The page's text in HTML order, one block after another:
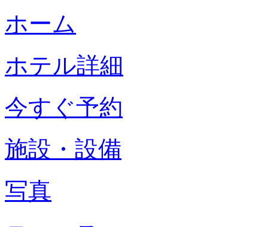
ホーム
ホテル詳細
今すぐ予約
施設・設備
写真